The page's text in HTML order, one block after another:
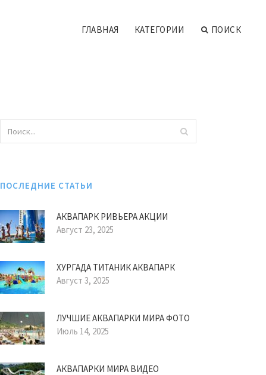
ГЛАВНАЯ КАТЕГОРИИ ПОИСК
ПОСЛЕДНИЕ СТАТЬИ
АКВАПАРК РИВЬЕРА АКЦИИ
Август 23, 2025
ХУРГАДА ТИТАНИК АКВАПАРК
Август 3, 2025
ЛУЧШИЕ АКВАПАРКИ МИРА ФОТО
Июль 14, 2025
АКВАПАРКИ МИРА ВИДЕО